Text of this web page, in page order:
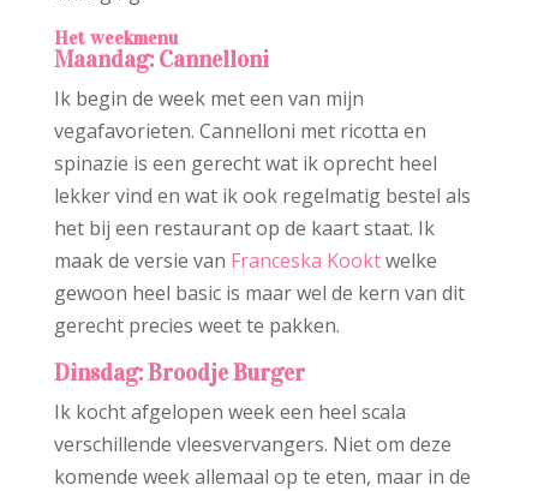
Het weekmenu
Maandag: Cannelloni
Ik begin de week met een van mijn
vegafavorieten. Cannelloni met ricotta en
spinazie is een gerecht wat ik oprecht heel
lekker vind en wat ik ook regelmatig bestel als
het bij een restaurant op de kaart staat. Ik
maak de versie van Franceska Kooktwelke
gewoon heel basic is maar wel de kern van dit
gerecht precies weet te pakken.
Dinsdag: Broodje Burger
Ik kocht afgelopen week een heel scala
verschillende vleesvervangers. Niet om deze
komende week allemaal op te eten, maar in de